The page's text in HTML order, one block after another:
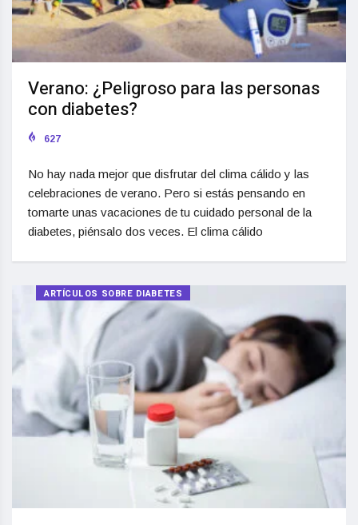
Verano: ¿Peligroso para las personas
con diabetes?
627
No hay nada mejor que disfrutar del clima cálido y las
celebraciones de verano. Pero si estás pensando en
tomarte unas vacaciones de tu cuidado personal de la
diabetes, piénsalo dos veces. El clima cálido
ARTÍCULOS SOBRE DIABETES